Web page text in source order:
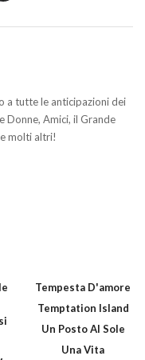
a tutte le anticipazioni dei
Donne, Amici, il Grande
molti altri!
Tempesta D'amore
Temptation Island
Un Posto Al Sole
Una Vita